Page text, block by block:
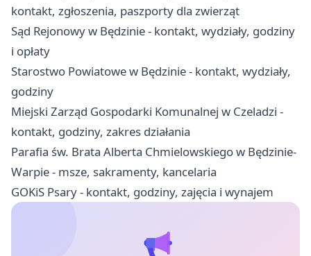
kontakt, zgłoszenia, paszporty dla zwierząt
Sąd Rejonowy w Będzinie - kontakt, wydziały, godziny
i opłaty
Starostwo Powiatowe w Będzinie - kontakt, wydziały,
godziny
Miejski Zarząd Gospodarki Komunalnej w Czeladzi -
kontakt, godziny, zakres działania
Parafia św. Brata Alberta Chmielowskiego w Będzinie-
Warpie - msze, sakramenty, kancelaria
GOKiS Psary - kontakt, godziny, zajęcia i wynajem